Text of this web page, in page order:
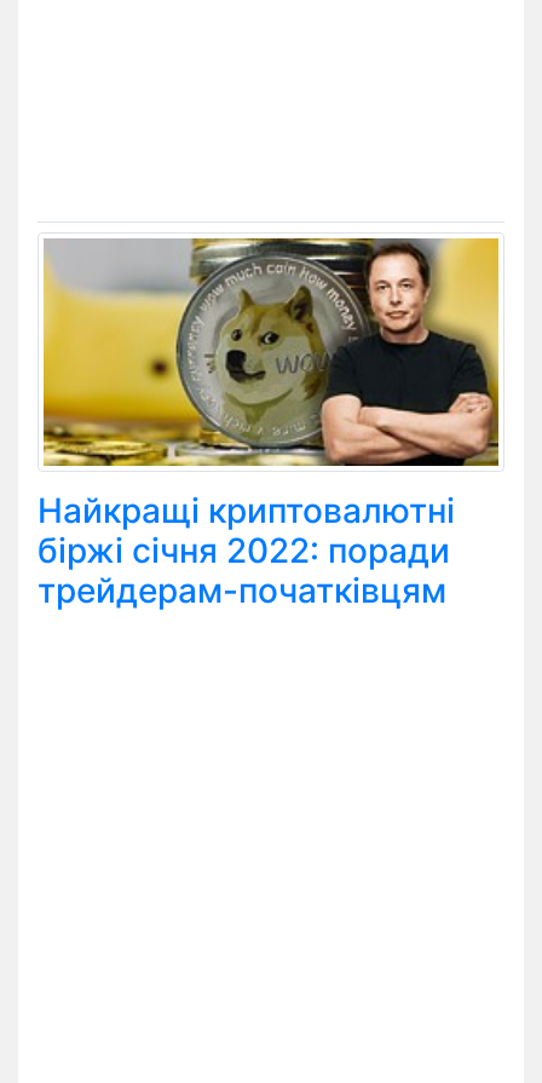
Найкращі криптовалютні
біржі січня 2022: поради
трейдерам-початківцям